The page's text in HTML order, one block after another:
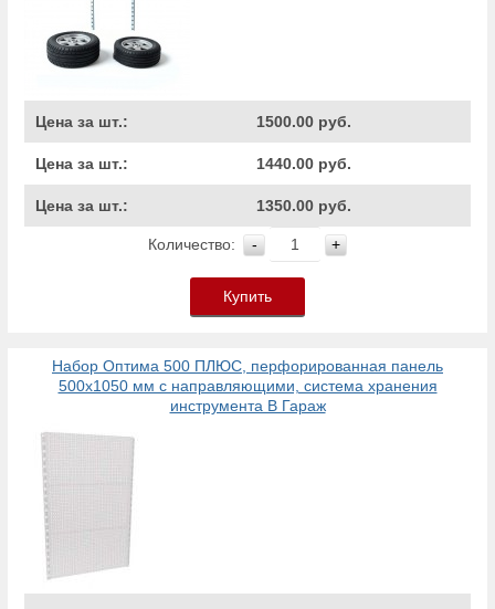
Цена за шт.: 1500.00 руб.
Цена за шт.: 1440.00 руб.
Цена за шт.: 1350.00 руб.
Количество: - +
Купить
Набор Оптима 500 ПЛЮС, перфорированная панель
500х1050 мм с направляющими, система хранения
инструмента В Гараж